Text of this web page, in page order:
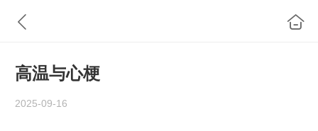
高温与心梗
2025-09-16